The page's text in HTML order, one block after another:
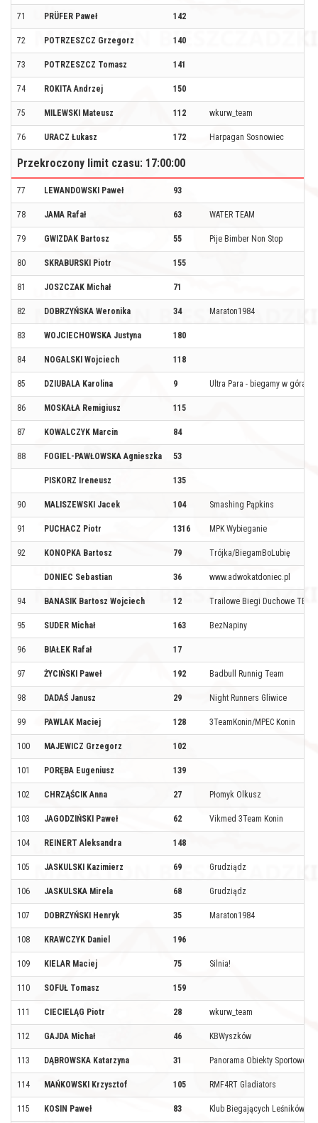
71 PRÜFER Paweł 142
72 POTRZESZCZ Grzegorz 140
73 POTRZESZCZ Tomasz 141
74 ROKITA Andrzej 150
75 MILEWSKI Mateusz 112 wkurw_team
76 URACZ Łukasz 172 Harpagan Sosnowiec
Przekroczony limit czasu: 17:00:00
77 LEWANDOWSKI Paweł 93
78 JAMA Rafał 63 WATER TEAM
79 GWIZDAK Bartosz 55 Pije Bimber Non Stop
80 SKRABURSKI Piotr 155
81 JOSZCZAK Michał 71
82 DOBRZYŃSKA Weronika 34 Maraton1984
83 WOJCIECHOWSKA Justyna 180
84 NOGALSKI Wojciech 118
85 DZIUBALA Karolina 9 Ultra Para - biegamy w górach
86 MOSKAŁA Remigiusz 115
87 KOWALCZYK Marcin 84
88 FOGIEL-PAWŁOWSKA Agnieszka 53
PISKORZ Ireneusz 135
90 MALISZEWSKI Jacek 104 Smashing Pąpkins
91 PUCHACZ Piotr 1316 MPK Wybieganie
92 KONOPKA Bartosz 79 Trójka/BiegamBoLubię
DONIEC Sebastian 36 www.adwokatdoniec.pl
94 BANASIK Bartosz Wojciech 12 Trailowe Biegi Duchowe TBD
95 SUDER Michał 163 BezNapiny
96 BIAŁEK Rafał 17
97 ŻYCIŃSKI Paweł 192 Badbull Runnig Team
98 DADAŚ Janusz 29 Night Runners Gliwice
99 PAWLAK Maciej 128 3TeamKonin/MPEC Konin
100 MAJEWICZ Grzegorz 102
101 PORĘBA Eugeniusz 139
102 CHRZĄŚCIK Anna 27 Płomyk Olkusz
103 JAGODZIŃSKI Paweł 62 Vikmed 3Team Konin
104 REINERT Aleksandra 148
105 JASKULSKI Kazimierz 69 Grudziądz
106 JASKULSKA Mirela 68 Grudziądz
107 DOBRZYŃSKI Henryk 35 Maraton1984
108 KRAWCZYK Daniel 196
109 KIELAR Maciej 75 Silnia!
110 SOFUŁ Tomasz 159
111 CIECIELĄG Piotr 28 wkurw_team
112 GAJDA Michał 46 KBWyszków
113 DĄBROWSKA Katarzyna 31 Panorama Obiekty Sportowe
114 MAŃKOWSKI Krzysztof 105 RMF4RT Gladiators
115 KOSIN Paweł 83 Klub Biegających Leśników